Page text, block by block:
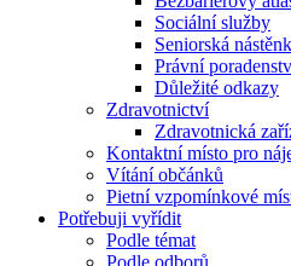
Sociální služby
Seniorská
Právní
Důležité odkazy
Zdravotnictví
Zdravotnická
Kontaktní místo pro
Vítání občánků
Pietní vzpomínkové
Potřebuji vyřídit
Podle témat